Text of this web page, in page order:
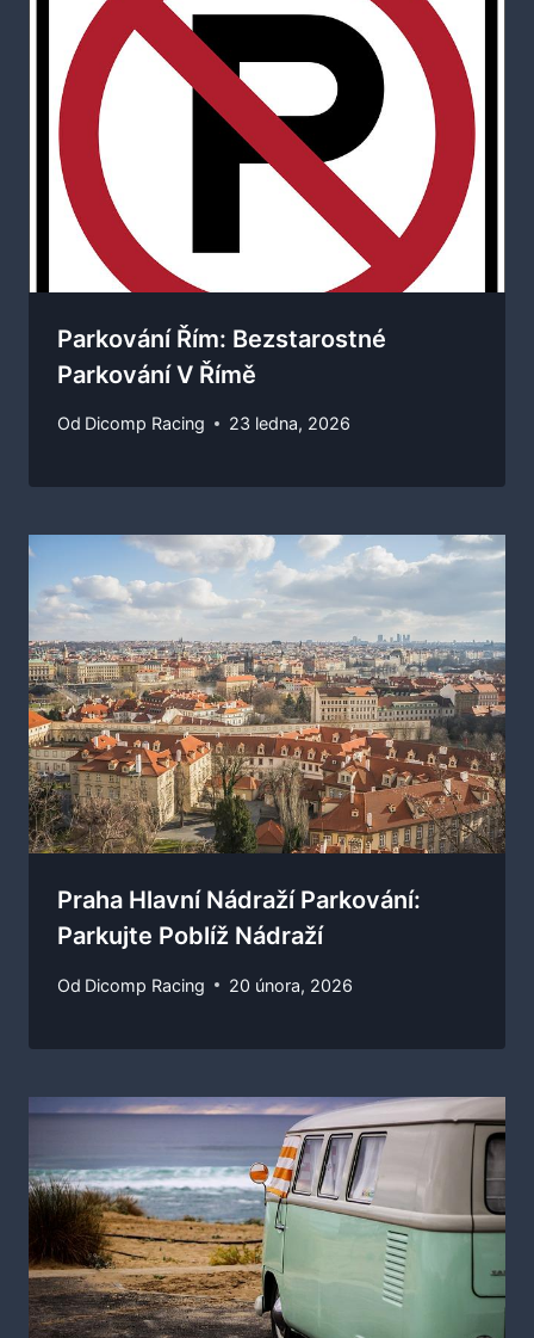
Parkování Řím: Bezstarostné
Parkování V Římě
Od Dicomp Racing 23 ledna, 2026
Praha Hlavní Nádraží Parkování:
Parkujte Poblíž Nádraží
Od Dicomp Racing 20 února, 2026